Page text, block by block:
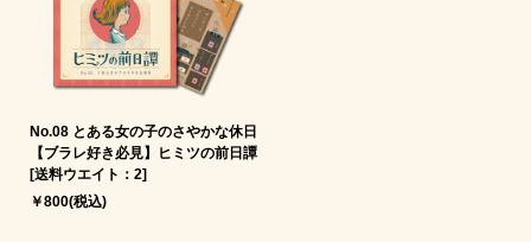
No.08 とある女の子のさやかな休日
【ブラレ好き必見】ヒミツの前日譚
[送料ウエイト：2]
￥800(税込)